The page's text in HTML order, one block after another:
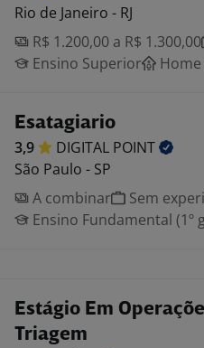
Rio de Janeiro - RJ
R$ 1.200,00 a R$ 1.300,00
Ensino Superior
Esatagiario
3,9 DIGITAL POINT
São Paulo - SP
A combinar
Sem
Ensino Fundamental (1º
Estágio Em
Triagem